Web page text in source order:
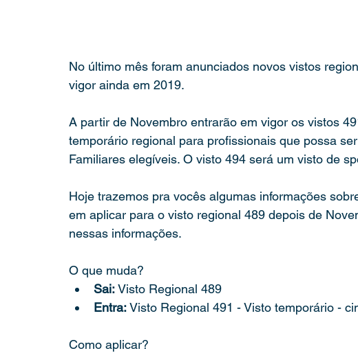
No último mês foram anunciados novos vistos
vigor ainda em 2019.
A partir de Novembro entrarão em vigor os vistos
temporário regional para profissionais que possa
Familiares elegíveis. O visto 494 será um visto de
Hoje trazemos pra vocês algumas informações
em aplicar para o visto regional 489 depois de
nessas informações.
O que muda?
Sai: Visto Regional 489
Entra: Visto Regional 491 - Visto temporário -
Como aplicar?